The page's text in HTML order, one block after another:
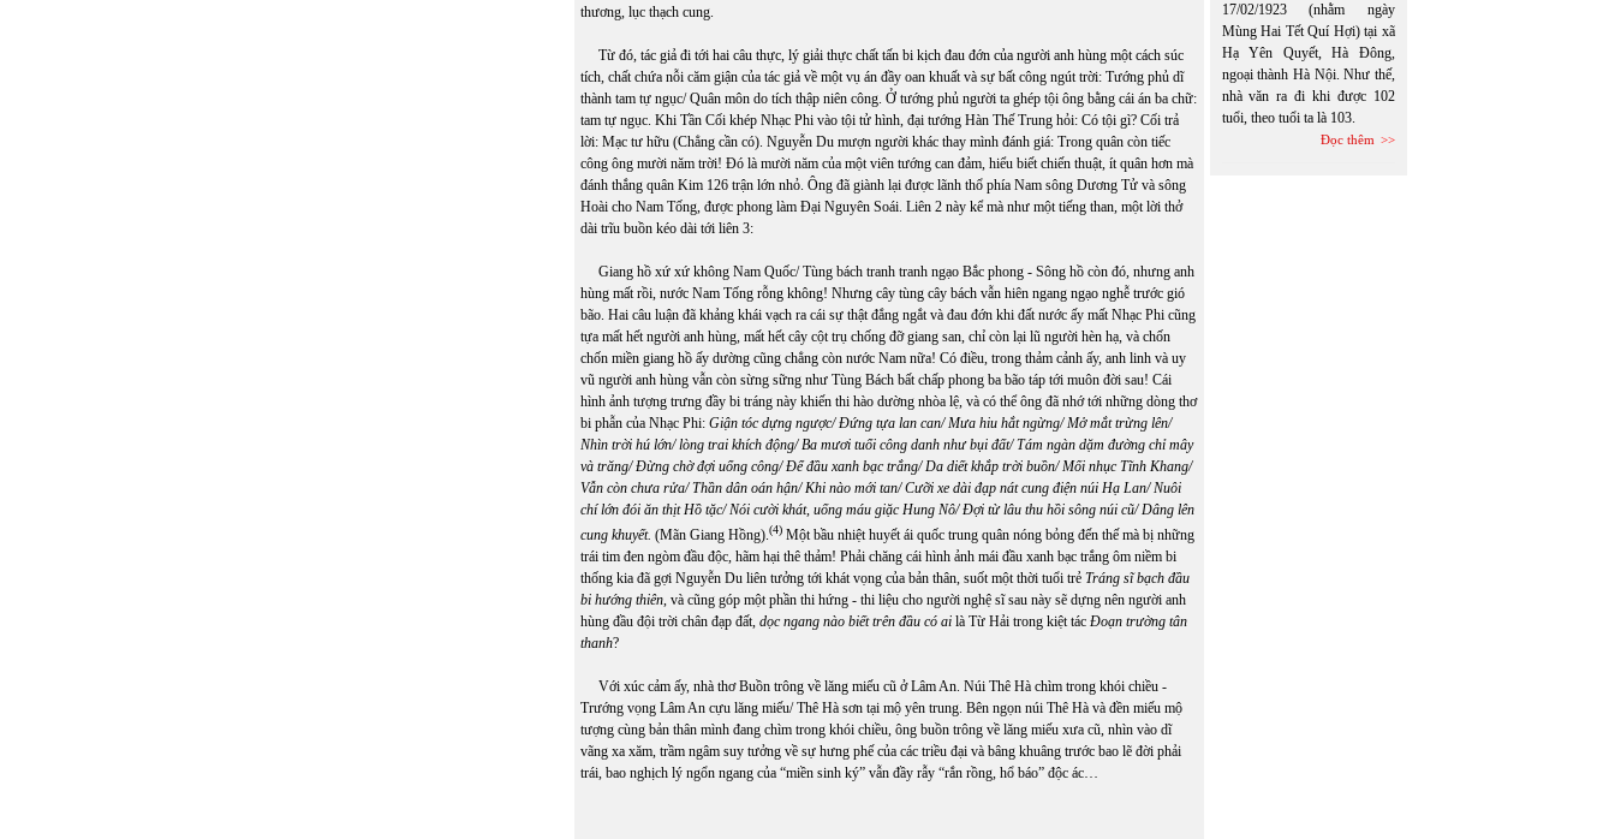
thương, lục thạch cung.
Từ đó, tác giả đi tới hai câu thực, lý giải thực chất tấn bi kịch đau đớn của người anh hùng một cách súc
tích, chất chứa nỗi căm giận của tác giả về một vụ án đầy oan khuất và sự bất công ngút trời: Tướng phủ dĩ
thành tam tự ngục/ Quân môn do tích thập niên công. Ở tướng phủ người ta ghép tội ông bằng cái án ba chữ:
tam tự ngục. Khi Tần Cối khép Nhạc Phi vào tội tử hình, đại tướng Hàn Thế Trung hỏi: Có tội gì? Cối trả
lời: Mạc tư hữu (Chẳng cần có). Nguyễn Du mượn người khác thay mình đánh giá: Trong quân còn tiếc
công ông mười năm trời! Đó là mười năm của một viên tướng can đảm, hiểu biết chiến thuật, ít quân hơn mà
đánh thắng quân Kim 126 trận lớn nhỏ. Ông đã giành lại được lãnh thổ phía Nam sông Dương Tử và sông
Hoài cho Nam Tống, được phong làm Đại Nguyên Soái. Liên 2 này kể mà như một tiếng than, một lời thở
dài trĩu buồn kéo dài tới liên 3:
Giang hồ xứ xứ không Nam Quốc/ Tùng bách tranh tranh ngạo Bắc phong - Sông hồ còn đó, nhưng anh
hùng mất rồi, nước Nam Tống rỗng không! Nhưng cây tùng cây bách vẫn hiên ngang ngạo nghễ trước gió
bão. Hai câu luận đã khảng khái vạch ra cái sự thật đắng ngắt và đau đớn khi đất nước ấy mất Nhạc Phi cũng
tựa mất hết người anh hùng, mất hết cây cột trụ chống đỡ giang san, chỉ còn lại lũ người hèn hạ, và chốn
chốn miền giang hồ ấy dường cũng chẳng còn nước Nam nữa! Có điều, trong thảm cảnh ấy, anh linh và uy
vũ người anh hùng vẫn còn sừng sững như Tùng Bách bất chấp phong ba bão táp tới muôn đời sau! Cái
hình ảnh tượng trưng đầy bi tráng này khiến thi hào dường nhòa lệ, và có thể ông đã nhớ tới những dòng thơ
bi phẫn của Nhạc Phi: Giận tóc dựng ngược/ Đứng tựa lan can/ Mưa hiu hắt ngừng/ Mở mắt trừng lên/
Nhìn trời hú lớn/ lòng trai khích động/ Ba mươi tuổi công danh như bụi đất/ Tám ngàn dặm đường chỉ mây
và trăng/ Đừng chờ đợi uổng công/ Để đầu xanh bạc trắng/ Da diết khắp trời buồn/ Mối nhục Tĩnh Khang/
Vẫn còn chưa rửa/ Thần dân oán hận/ Khi nào mới tan/ Cưỡi xe dài đạp nát cung điện núi Hạ Lan/ Nuôi
chí lớn đói ăn thịt Hồ tặc/ Nói cười khát, uống máu giặc Hung Nô/ Đợi từ lâu thu hồi sông núi cũ/ Dâng lên
cung khuyết. (Mãn Giang Hồng).(4) Một bầu nhiệt huyết ái quốc trung quân nóng bỏng đến thế mà bị những
trái tim đen ngòm đầu độc, hãm hại thê thảm! Phải chăng cái hình ảnh mái đầu xanh bạc trắng ôm niềm bi
thống kia đã gợi Nguyễn Du liên tưởng tới khát vọng của bản thân, suốt một thời tuổi trẻ Tráng sĩ bạch đầu
bi hướng thiên, và cũng góp một phần thi hứng - thi liệu cho người nghệ sĩ sau này sẽ dựng nên người anh
hùng đầu đội trời chân đạp đất, dọc ngang nào biết trên đầu có ai là Từ Hải trong kiệt tác Đoạn trường tân
thanh?
Với xúc cảm ấy, nhà thơ Buồn trông về lăng miếu cũ ở Lâm An. Núi Thê Hà chìm trong khói chiều -
Trướng vọng Lâm An cựu lăng miếu/ Thê Hà sơn tại mộ yên trung. Bên ngọn núi Thê Hà và đền miếu mộ
tượng cùng bản thân mình đang chìm trong khói chiều, ông buồn trông về lăng miếu xưa cũ, nhìn vào dĩ
vãng xa xăm, trầm ngâm suy tưởng về sự hưng phế của các triều đại và bâng khuâng trước bao lẽ đời phải
trái, bao nghịch lý ngổn ngang của “miền sinh ký” vẫn đầy rẫy “rắn rồng, hổ báo” độc ác…
17/02/1923 (nhằm ngày
Mùng Hai Tết Quí Hợi) tại xã
Hạ Yên Quyết, Hà Đông,
ngoại thành Hà Nội. Như thế,
nhà văn ra đi khi được 102
tuổi, theo tuổi ta là 103.
Đọc thêm